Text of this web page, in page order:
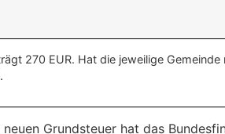
270 EUR. Hat die jeweilige
neuen Grundsteuer hat das